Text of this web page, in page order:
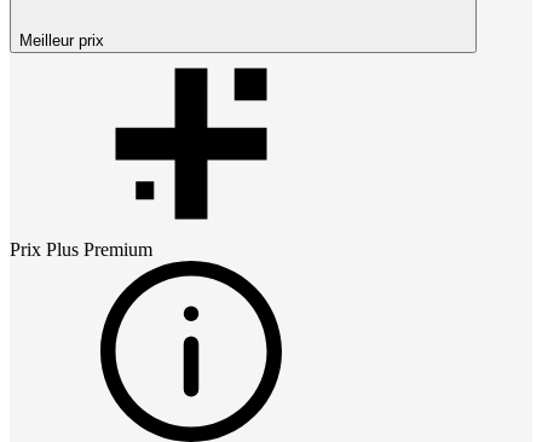
Meilleur prix
Prix Plus Premium